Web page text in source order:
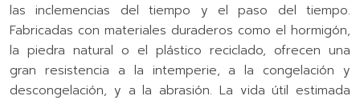
las inclemencias del tiempo y el paso del tiempo.
Fabricadas con materiales duraderos como el hormigón,
la piedra natural o el plástico reciclado, ofrecen una
gran resistencia a la intemperie, a la congelación y
descongelación, y a la abrasión. La vida útil estimada